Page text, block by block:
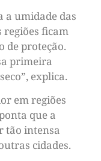
a umidade das
regiões ficam
de proteção.
primeira
explica.
em regiões
que a
tão intensa
cidades.